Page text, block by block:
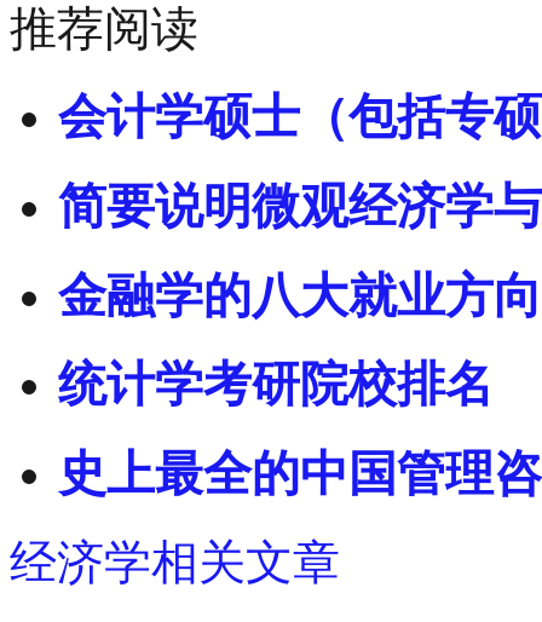
推荐阅读
会计学硕士（包括专
简要说明微观经济学
金融学的八大就业方
统计学考研院校排名
史上最全的中国管理
经济学相关文章